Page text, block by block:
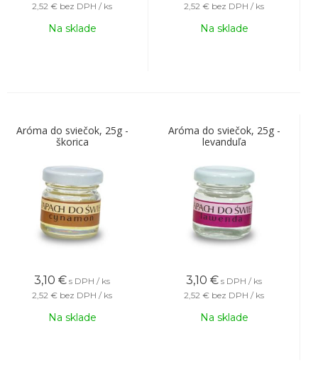
2,52 € bez DPH / ks
Na sklade
2,52 € bez DPH / ks
Na sklade
Aróma do sviečok, 25g -
škorica
3,10 € s DPH / ks
2,52 € bez DPH / ks
Na sklade
Aróma do sviečok, 25g -
levanduľa
3,10 € s DPH / ks
2,52 € bez DPH / ks
Na sklade